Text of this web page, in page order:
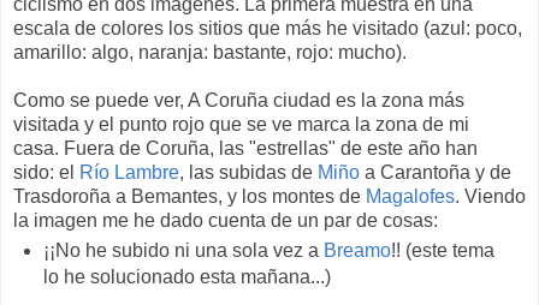
escala de colores los sitios que más he visitado (azul: poco,
amarillo: algo, naranja: bastante, rojo: mucho).
Como se puede ver, A Coruña ciudad es la zona más
visitada y el punto rojo que se ve marca la zona de mi
casa. Fuera de Coruña, las "estrellas" de este año han
sido: el Río Lambre, las subidas de Miño a Carantoña y de
Trasdoroña a Bemantes, y los montes de Magalofes. Viendo
la imagen me he dado cuenta de un par de cosas:
¡¡No he subido ni una sola vez a Breamo!! (este tema
lo he solucionado esta mañana...)